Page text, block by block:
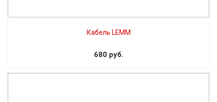
Кабель LEMM
680 руб.